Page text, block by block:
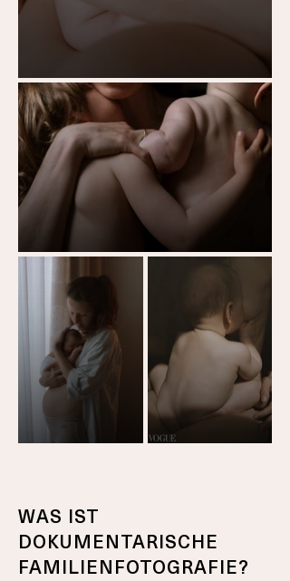
WAS IST
DOKUMENTARISCHE
FAMILIENFOTOGRAFIE?